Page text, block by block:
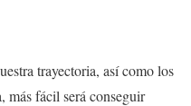
trayectoria, así como los
más fácil será conseguir